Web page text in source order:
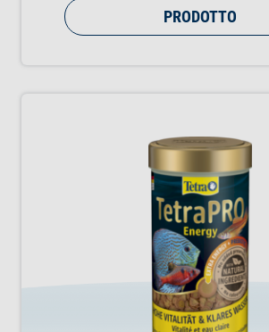
loro sistema immunitario.
PRODOTTO